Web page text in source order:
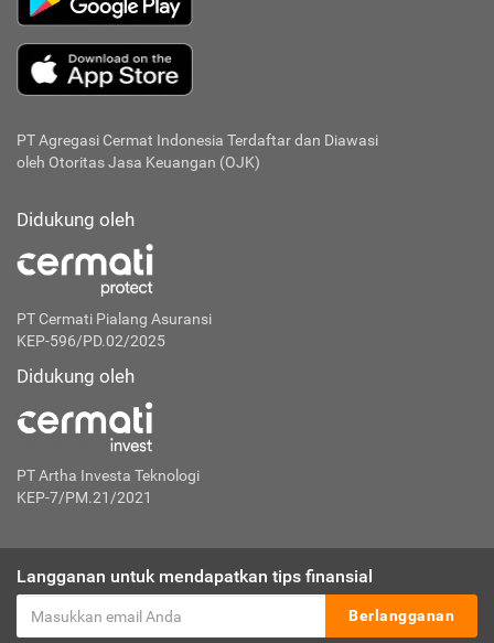
PT Agregasi Cermat Indonesia Terdaftar dan Diawasi
oleh Otoritas Jasa Keuangan (OJK)
Didukung oleh
PT Cermati Pialang Asuransi
KEP-596/PD.02/2025
Didukung oleh
PT Artha Investa Teknologi
KEP-7/PM.21/2021
Langganan untuk mendapatkan tips finansial
Berlangganan